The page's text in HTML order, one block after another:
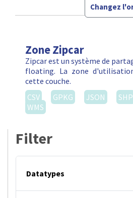
Changez
Zone Zipcar
Zipcar est un système de
floating. La zone
cette couche.
CSV
GPKG JSON SHP
WMS
Filter
Datatypes